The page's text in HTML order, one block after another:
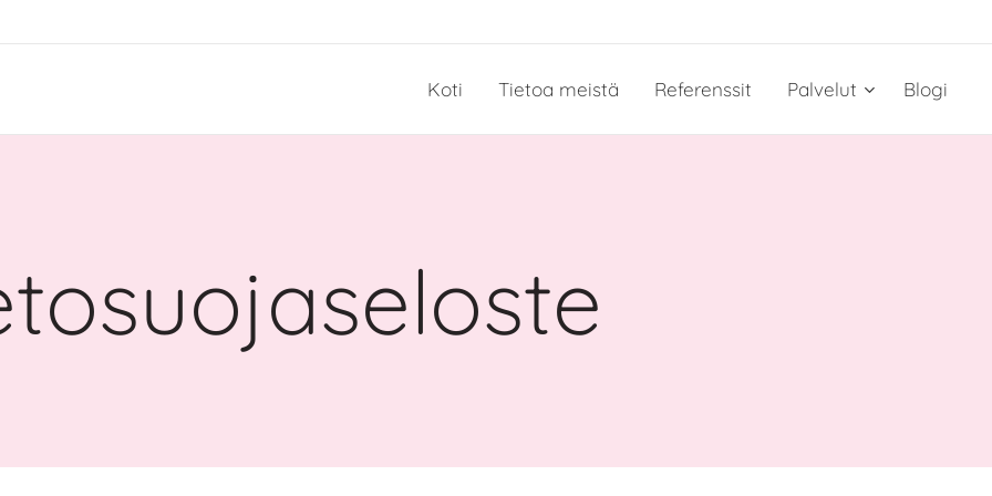
Koti Tietoa meistä Referenssit Palvelut Blogi